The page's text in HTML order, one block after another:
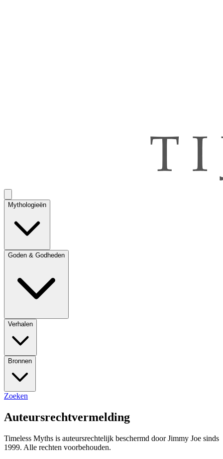
Mythologieën
Goden & Godheden
Verhalen
Bronnen
Zoeken
Auteursrechtvermelding
Timeless Myths is auteursrechtelijk beschermd door Jimmy Joe sinds
1999. Alle rechten voorbehouden.